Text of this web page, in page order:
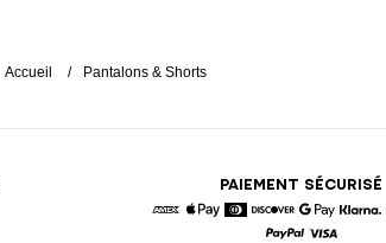
Accueil Pantalons & Shorts
PAIEMENT SÉCURISÉ
American Express
Apple Pay
DinersDiscoverGoogle Pay